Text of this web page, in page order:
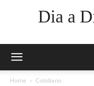
Dia a
Home Cotidiano